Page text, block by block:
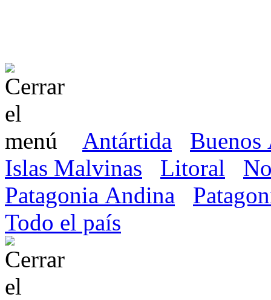
Antártida
Buenos
Islas Malvinas
Litoral
Patagonia Andina
Todo el país